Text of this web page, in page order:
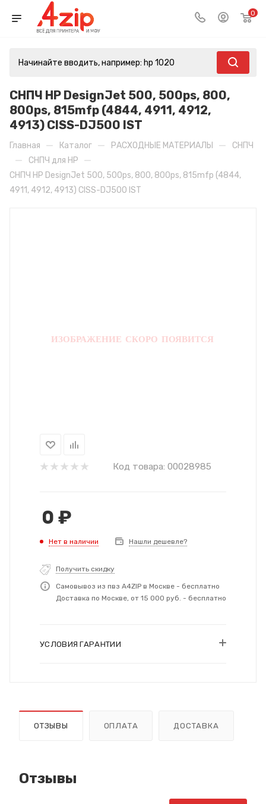
0
СНПЧ HP DesignJet 500, 500ps, 800,
800ps, 815mfp (4844, 4911, 4912,
4913) CISS-DJ500 IST
Главная — Каталог — РАСХОДНЫЕ МАТЕРИАЛЫ — СНПЧ
— СНПЧ для HP —
СНПЧ HP DesignJet 500, 500ps, 800, 800ps, 815mfp (4844,
4911, 4912, 4913) CISS-DJ500 IST
Код товара: 00028985
0 ₽
Нет в наличии Нашли дешевле?
Получить скидку
Самовывоз из пвз A4ZIP в Москве - бесплатно
Доставка по Москве, от 15 000 руб. - бесплатно
УСЛОВИЯ ГАРАНТИИ
ОТЗЫВЫ ОПЛАТА ДОСТАВКА
Отзывы